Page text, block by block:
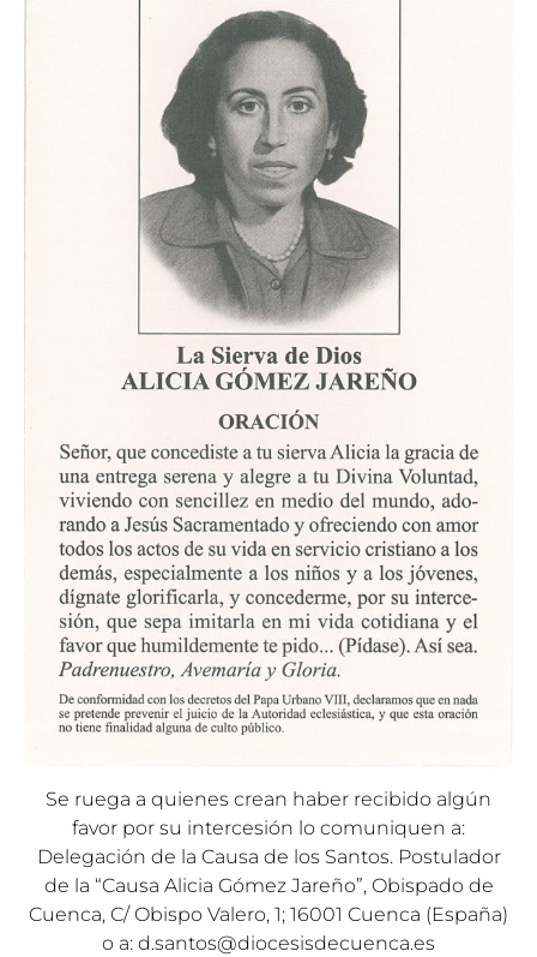
Se ruega a quienes crean haber recibido algún
favor por su intercesión lo comuniquen a:
Delegación de la Causa de los Santos. Postulador
de la “Causa Alicia Gómez Jareño”, Obispado de
Cuenca, C/ Obispo Valero, 1; 16001 Cuenca (España)
o a: d.santos@diocesisdecuenca.es